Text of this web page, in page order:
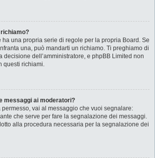
ha una propria serie di regole per la propria Board. Se
una, può mandarti un richiamo. Ti preghiamo di
decisione dell’amministratore, e phpBB Limited non
questi richiami.
messaggi ai moderatori?
permesso, vai al messaggio che vuoi segnalare:
che serve per fare la segnalazione dei messaggi.
alla procedura necessaria per la segnalazione dei